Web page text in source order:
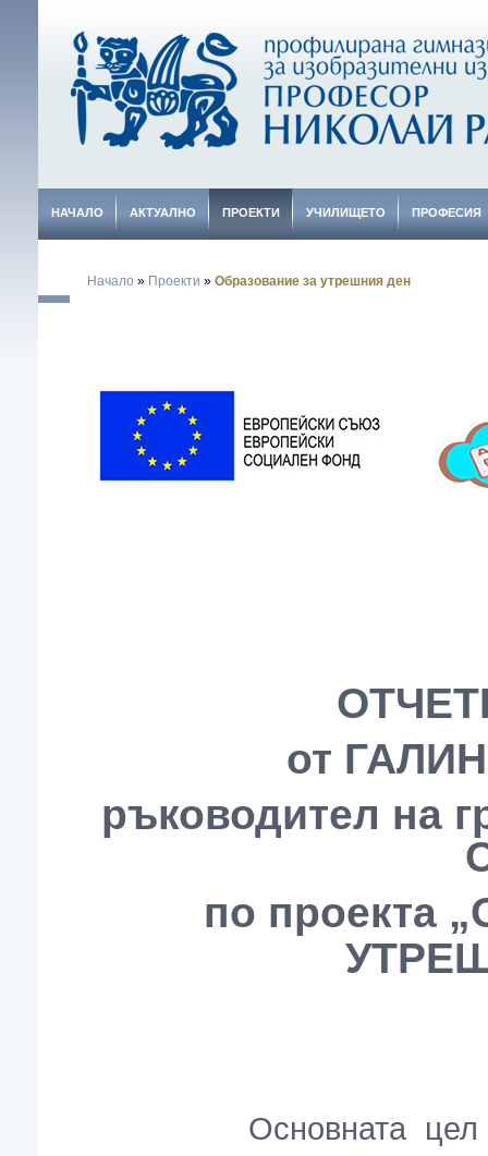
НАЧАЛО АКТУАЛНО ПРОЕКТИ УЧИЛИЩЕТО ПРОФЕСИЯ
Начало » Проекти » Образование за утрешния ден
от
ръководител на
по проекта
Основната